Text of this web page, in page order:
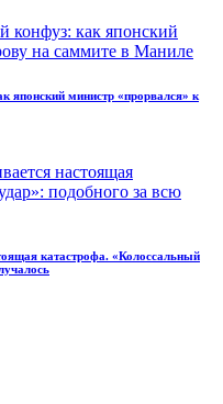
японский министр «прорвался» к
катастрофа. «Колоссальный